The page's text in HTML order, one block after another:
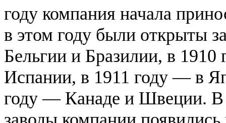
году компания начала
в этом году были открыты
Бельгии и Бразилии, в
Испании, в 1911 году — в
году — Канаде и Швеции. В